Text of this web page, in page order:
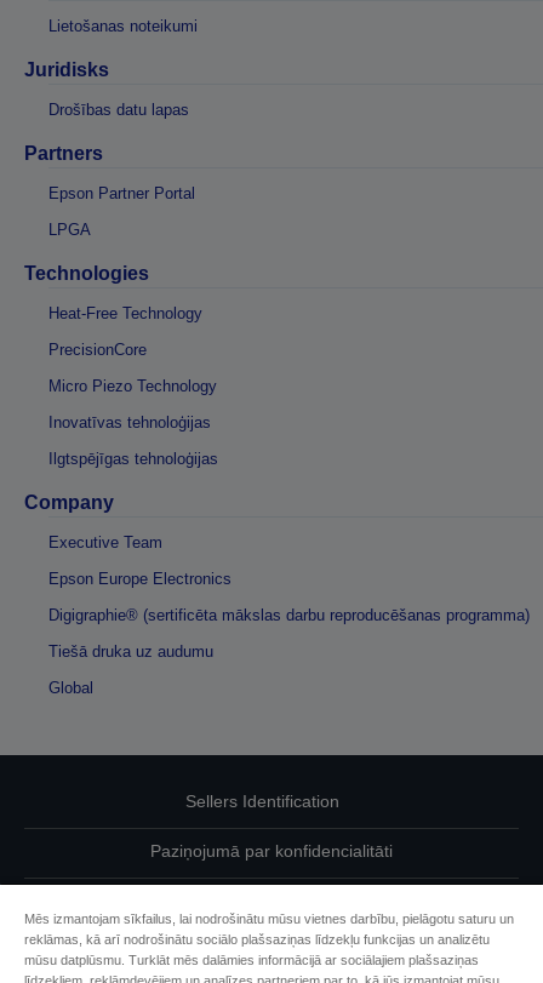
Lietošanas noteikumi
Juridisks
Drošības datu lapas
Partners
Epson Partner Portal
LPGA
Technologies
Heat-Free Technology
PrecisionCore
Micro Piezo Technology
Inovatīvas tehnoloģijas
Ilgtspējīgas tehnoloģijas
Company
Executive Team
Epson Europe Electronics
Digigraphie® (sertificēta mākslas darbu reproducēšanas programma)
Tiešā druka uz audumu
Global
Sellers Identification
Paziņojumā par konfidencialitāti
Sazinieties ar mums par saviem datiem
Mēs izmantojam sīkfailus, lai nodrošinātu mūsu vietnes darbību, pielāgotu saturu un
reklāmas, kā arī nodrošinātu sociālo plašsaziņas līdzekļu funkcijas un analizētu
mūsu datplūsmu. Turklāt mēs dalāmies informācijā ar sociālajiem plašsaziņas